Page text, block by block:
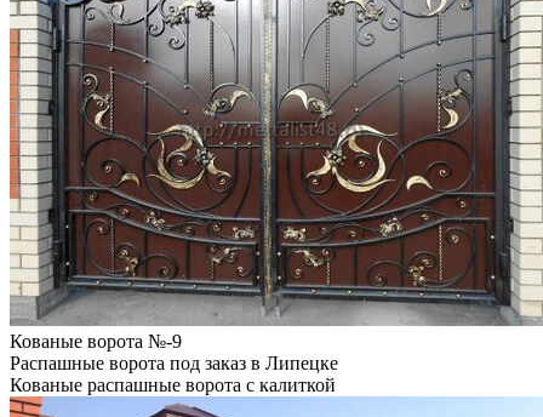
Кованые ворота №-9
Распашные ворота под заказ в Липецке
Кованые распашные ворота с калиткой